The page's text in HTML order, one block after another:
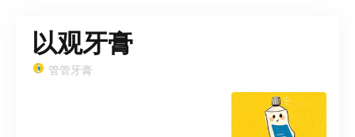
以观牙膏
管管牙膏